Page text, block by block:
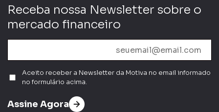
Receba nossa Newsletter sobre o
mercado financeiro
Aceito receber a Newsletter da Motiva no email informado
no formulário acima.
Assine Agora